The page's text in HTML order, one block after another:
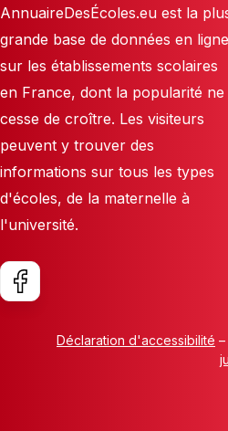
AnnuaireDesÉcoles.eu est la
grande base de données en ligne
sur les établissements scolaires
en France, dont la popularité ne
cesse de croître. Les visiteurs
peuvent y trouver des
informations sur tous les types
d'écoles, de la maternelle à
l'université.
Déclaration d'accessibilité –